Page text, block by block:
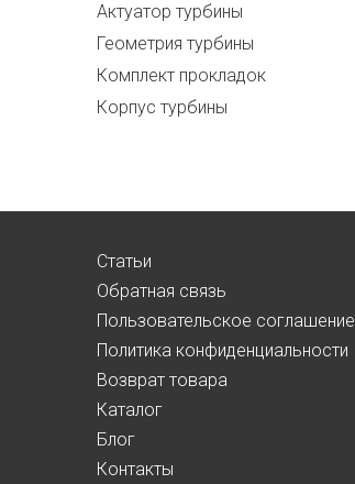
Актуатор турбины
Геометрия турбины
Комплект прокладок
Корпус турбины
Статьи
Обратная связь
Пользовательское соглашение
Политика конфиденциальности
Возврат товара
Каталог
Блог
Контакты